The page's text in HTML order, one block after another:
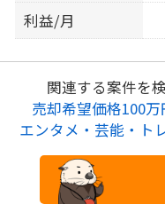
利益/月
関連する案件を
売却希望価格100万
エンタメ・芸能・ト